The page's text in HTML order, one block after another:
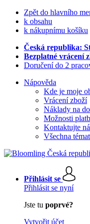
Zpět do hlavního
k obsahu
k nákupnímu košíku
Česká republika:
Bezplatné vrácení
Doručení do 2
Nápověda
Kde je moje
Vrácení zboží
Náklady na
Možnosti
Kontaktujte
Všechna
Přihlásit se
Přihlásit se nyní
Jste tu poprvé?
Vytvořit účet